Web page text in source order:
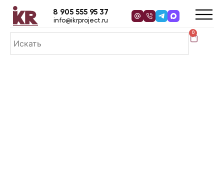
0
8 905 555 95 37
info@ikrproject.ru